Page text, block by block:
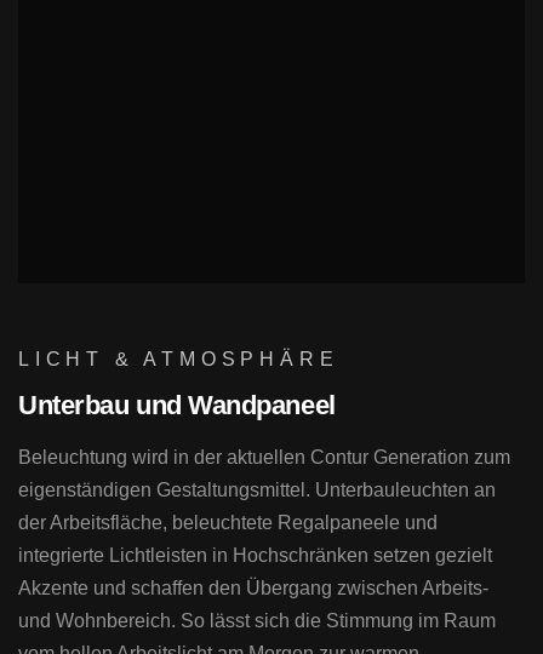
LICHT & ATMOSPHÄRE
Unterbau und Wandpaneel
Beleuchtung wird in der aktuellen Contur Generation zum
eigenständigen Gestaltungsmittel. Unterbauleuchten an
der Arbeitsfläche, beleuchtete Regalpaneele und
integrierte Lichtleisten in Hochschränken setzen gezielt
Akzente und schaffen den Übergang zwischen Arbeits-
und Wohnbereich. So lässt sich die Stimmung im Raum